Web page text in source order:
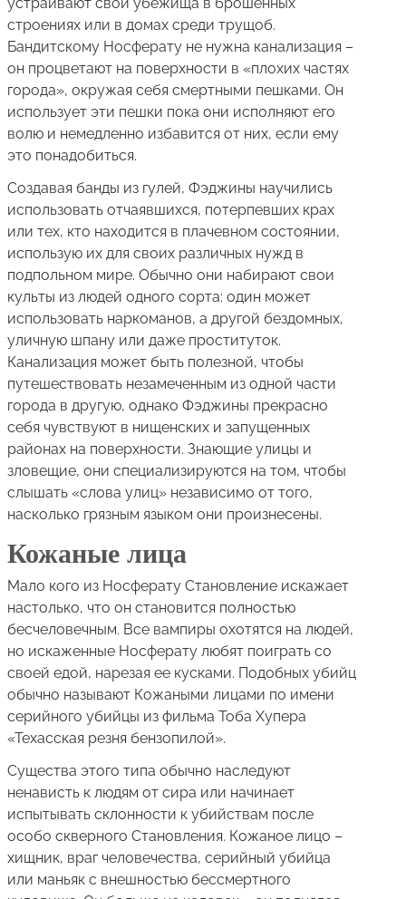
строениях или в домах среди трущоб.
Бандитскому Носферату не нужна канализация –
он процветают на поверхности в «плохих частях
города», окружая себя смертными пешками. Он
использует эти пешки пока они исполняют его
волю и немедленно избавится от них, если ему
это понадобиться.
Создавая банды из гулей, Фэджины научились
использовать отчаявшихся, потерпевших крах
или тех, кто находится в плачевном состоянии,
использую их для своих различных нужд в
подпольном мире. Обычно они набирают свои
культы из людей одного сорта: один может
использовать наркоманов, а другой бездомных,
уличную шпану или даже проституток.
Канализация может быть полезной, чтобы
путешествовать незамеченным из одной части
города в другую, однако Фэджины прекрасно
себя чувствуют в нищенских и запущенных
районах на поверхности. Знающие улицы и
зловещие, они специализируются на том, чтобы
слышать «слова улиц» независимо от того,
насколько грязным языком они произнесены.
Кожаные лица
Мало кого из Носферату Становление искажает
настолько, что он становится полностью
бесчеловечным. Все вампиры охотятся на людей,
но искаженные Носферату любят поиграть со
своей едой, нарезая ее кусками. Подобных убийц
обычно называют Кожаными лицами по имени
серийного убийцы из фильма Тоба Хупера
«Техасская резня бензопилой».
Существа этого типа обычно наследуют
ненависть к людям от сира или начинает
испытывать склонности к убийствам после
особо скверного Становления. Кожаное лицо –
хищник, враг человечества, серийный убийца
или маньяк с внешностью бессмертного